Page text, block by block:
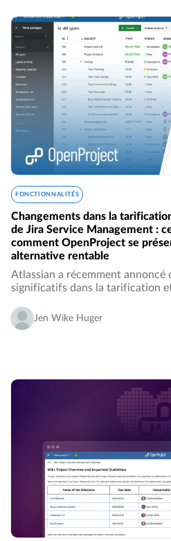
FONCTIONNALITÉS
Changements dans la
de Jira Service Management :
comment OpenProject se
alternative rentable
Atlassian a récemment annoncé
significatifs dans la tarification
d’améliorer ses offres tout en
Jen Wike Huger